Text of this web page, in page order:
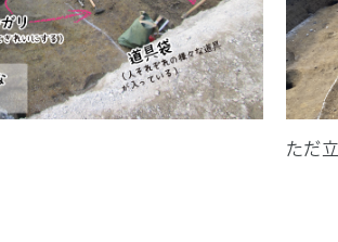
ただ